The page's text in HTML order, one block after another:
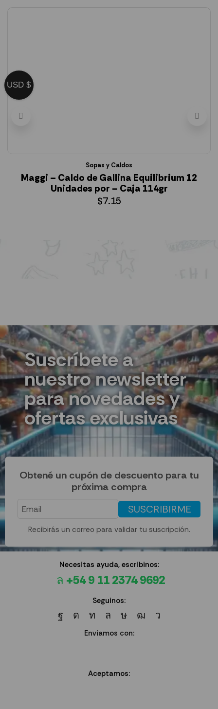
Sopas y Caldos
Maggi – Caldo de Gallina Equilibrium 12
Unidades por – Caja 114gr
$7.15
Suscríbete a
nuestro newsletter
para novedades y
ofertas exclusivas
Obtené un cupón de descuento para tu
próxima compra
SUSCRIBIRME
Recibirás un correo para validar tu suscripción.
Necesitas ayuda, escribinos:
+54 9 11 2374 9692
Seguinos:
Enviamos con:
Aceptamos:
USD $